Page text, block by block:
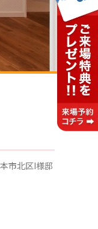
市北区I様邸